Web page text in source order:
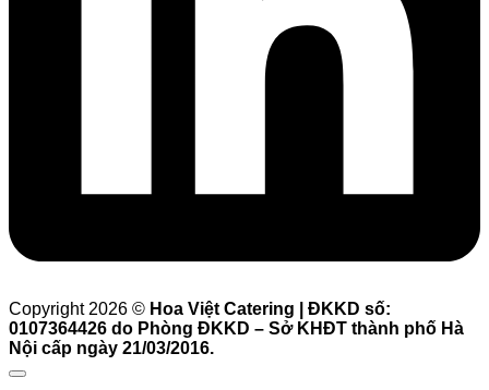
Copyright 2026 © Hoa Việt Catering | ĐKKD số:
0107364426 do Phòng ĐKKD – Sở KHĐT thành phố Hà
Nội cấp ngày 21/03/2016.